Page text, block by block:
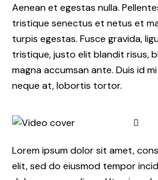
Aenean et egestas nulla.
tristique senectus et netus et
turpis egestas. Fusce gravida,
tristique, justo elit blandit risus,
magna accumsan ante. Duis id
neque at, lobortis tortor.
Lorem ipsum dolor sit amet,
elit, sed do eiusmod tempor